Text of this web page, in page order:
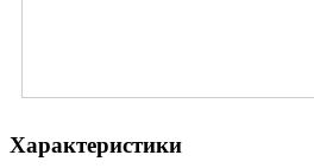
Характеристики